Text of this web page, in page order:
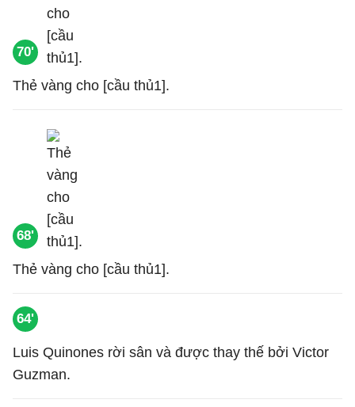
70'
Thẻ vàng cho [cầu thủ1].
68'
Thẻ vàng cho [cầu thủ1].
64'
Luis Quinones rời sân và được thay thế bởi Victor
Guzman.